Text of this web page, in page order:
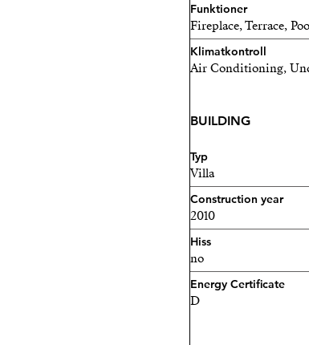
Funktioner
Fireplace, Terrace,
Klimatkontroll
Air Conditioning,
BUILDING
Typ
Villa
Construction year
2010
Hiss
no
Energy Certificate
D